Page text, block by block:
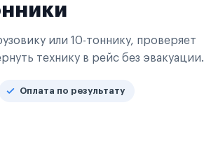
или 10-тоннику, проверяет
технику в рейс без эвакуации.
Оплата по результату